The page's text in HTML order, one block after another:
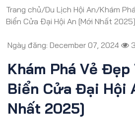
Trang chủ/Du Lịch Hội An/Khám
Biển Cửa Đại Hội An [Mới Nhất 2025]
Ngày đăng: December 07, 2024
Khám Phá Vẻ
Biển Cửa Đại Hội
Nhất 2025]